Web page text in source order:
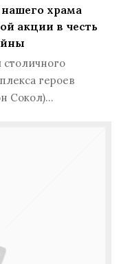
храма
акции в честь
столичного
героев
Сокол)…